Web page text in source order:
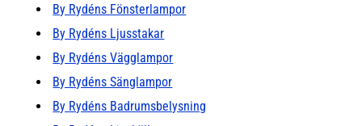
By Rydéns Fönsterlampor
By Rydéns Ljusstakar
By Rydéns Vägglampor
By Rydéns Sänglampor
By Rydéns Badrumsbelysning